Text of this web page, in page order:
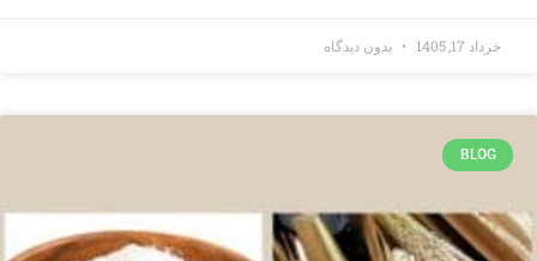
خرداد 17, 1405 بدون دیدگاه
BLOG